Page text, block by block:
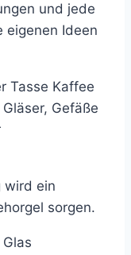
und jede
eigenen Ideen
Tasse Kaffee
Gefäße
wird ein
sorgen.